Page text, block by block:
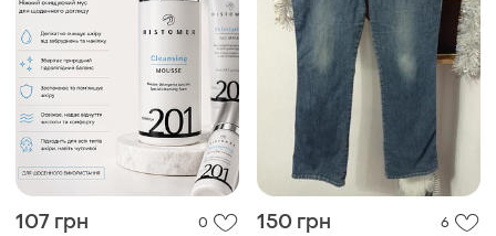
107 грн 0 150 грн 6